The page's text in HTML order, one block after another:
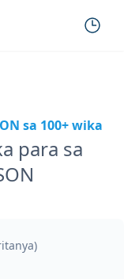
sa 100+ wika
para sa